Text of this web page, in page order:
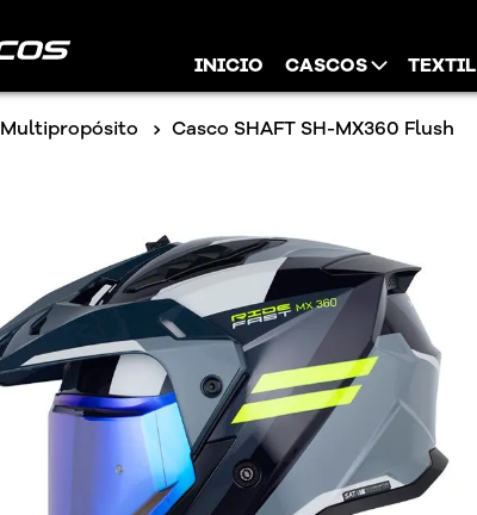
INICIO CASCOS TEXTIL
Multipropósito Casco SHAFT SH-MX360 Flush